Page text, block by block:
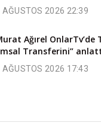
AĞUSTOS 2026 22:39
Ağırel OnlarTv’de
Transferini”
AĞUSTOS 2026 17:43